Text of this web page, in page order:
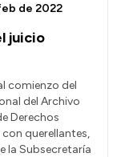
juicio
de 2022
comienzo del
del Archivo
Derechos
con querellantes,
la Subsecretaría